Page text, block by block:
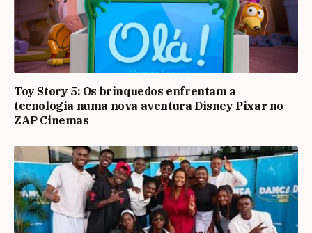
Toy Story 5: Os brinquedos enfrentam a
tecnologia numa nova aventura Disney Pixar no
ZAP Cinemas